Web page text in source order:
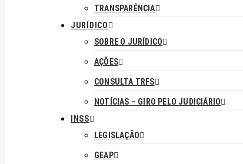
TRANSPARÊNCIA
JURÍDICO
SOBRE O JURÍDICO
AÇÕES
CONSULTA TRFS
NOTÍCIAS – GIRO PELO JUDICIÁRIO
INSS
LEGISLAÇÃO
GEAP